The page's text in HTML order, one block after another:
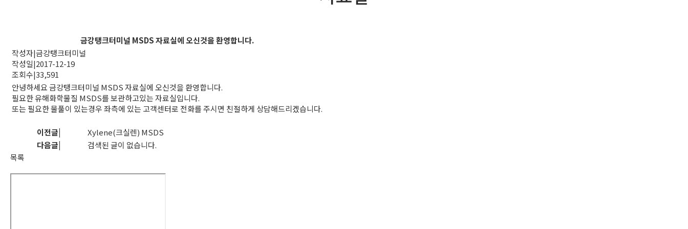
금강탱크터미널 MSDS 자료실에 오신것을 환영합니다.
작성자|금강탱크터미널
작성일|2017-12-19
조회수|33,591
안녕하세요 금강탱크터미널 MSDS 자료실에 오신것을 환영합니다.
필요한 유해화학물질 MSDS를 보관하고있는 자료실입니다.
또는 필요한 물풀이 있는경우 좌측에 있는 고객센터로 전화를 주시면 친절하게 상담해드리겠습니다.
이전글
Xylene(크실렌) MSDS
다음글
검색된 글이 없습니다.
목록